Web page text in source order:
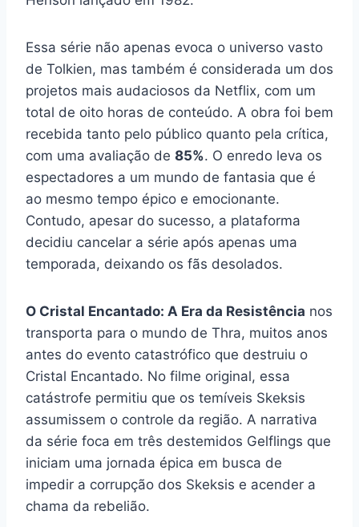
Essa série não apenas evoca o universo vasto
de Tolkien, mas também é considerada um dos
projetos mais audaciosos da Netflix, com um
total de oito horas de conteúdo. A obra foi bem
recebida tanto pelo público quanto pela crítica,
com uma avaliação de 85%. O enredo leva os
espectadores a um mundo de fantasia que é
ao mesmo tempo épico e emocionante.
Contudo, apesar do sucesso, a plataforma
decidiu cancelar a série após apenas uma
temporada, deixando os fãs desolados.
O Cristal Encantado: A Era da Resistência nos
transporta para o mundo de Thra, muitos anos
antes do evento catastrófico que destruiu o
Cristal Encantado. No filme original, essa
catástrofe permitiu que os temíveis Skeksis
assumissem o controle da região. A narrativa
da série foca em três destemidos Gelflings que
iniciam uma jornada épica em busca de
impedir a corrupção dos Skeksis e acender a
chama da rebelião.